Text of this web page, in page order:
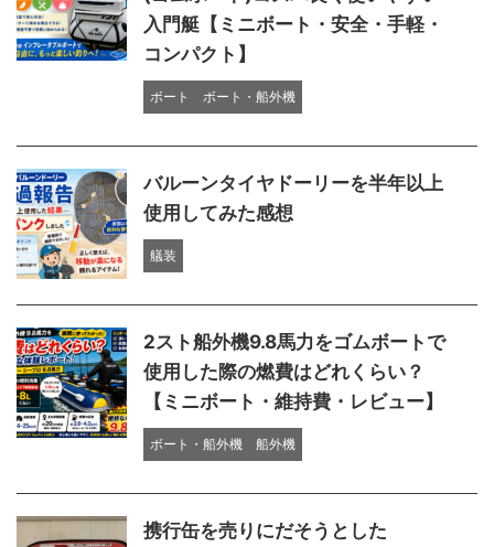
入門艇【ミニボート・安全・手軽・
コンパクト】
ボート ボート・船外機
バルーンタイヤドーリーを半年以上
使用してみた感想
艤装
2スト船外機9.8馬力をゴムボートで
使用した際の燃費はどれくらい？
【ミニボート・維持費・レビュー】
ボート・船外機 船外機
携行缶を売りにだそうとした